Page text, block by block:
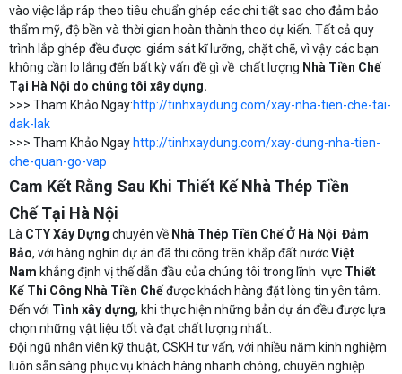
vào việc lắp ráp theo tiêu chuẩn ghép các chi tiết sao cho đảm bảo
thẩm mỹ, độ bền và thời gian hoàn thành theo dự kiến. Tất cả quy
trình lắp ghép đều được giám sát kĩ lưỡng, chặt chẽ, vì vậy các bạn
không cần lo lắng đến bất kỳ vấn đề gì về chất lượng Nhà Tiền Chế
Tại Hà Nội do chúng tôi xây dựng.
>>> Tham Khảo Ngay:http://tinhxaydung.com/xay-nha-tien-che-tai-
dak-lak
>>> Tham Khảo Ngay http://tinhxaydung.com/xay-dung-nha-tien-
che-quan-go-vap
Cam Kết Rằng Sau Khi Thiết Kế Nhà Thép Tiền
Chế Tại Hà Nội
Là CTY Xây Dựng chuyên về Nhà Thép Tiền Chế Ở Hà Nội Đảm
Bảo, với hàng nghìn dự án đã thi công trên khắp đất nướcViệt
Nam khẳng định vị thế dẫn đầu của chúng tôi trong lĩnh vực Thiết
Kế Thi Công Nhà Tiền Chếđược khách hàng đặt lòng tin yên tâm.
Đến với Tình xây dựng, khi thực hiện những bản dự án đều được lựa
chọn những vật liệu tốt và đạt chất lượng nhất..
Đội ngũ nhân viên kỹ thuật, CSKH tư vấn, với nhiều năm kinh nghiệm
luôn sẵn sàng phục vụ khách hàng nhanh chóng, chuyên nghiệp.